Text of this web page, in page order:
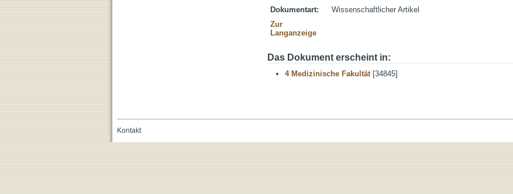
Dokumentart:
Wissenschaftlicher Artikel
Zur
Langanzeige
Das Dokument erscheint in:
4 Medizinische Fakultät[34845]
Kontakt